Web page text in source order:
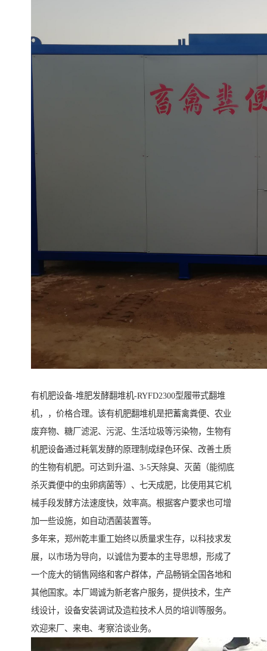
有机肥设备-堆肥发酵翻堆机-RYFD2300型履带式翻堆
机，，价格合理。该有机肥翻堆机是把蓄禽粪便、农业
废弃物、糖厂滤泥、污泥、生活垃圾等污染物，生物有
机肥设备通过耗氧发酵的原理制成绿色环保、改善土质
的生物有机肥。可达到升温、3-5天除臭、灭菌（能彻底
杀灭粪便中的虫卵病菌等）、七天成肥，比使用其它机
械手段发酵方法速度快，效率高。根据客户要求也可增
加一些设施，如自动洒菌装置等。
多年来，郑州乾丰重工始终以质量求生存，以科技求发
展，以市场为导向，以诚信为要本的主导思想，形成了
一个庞大的销售网络和客户群体，产品畅销全国各地和
其他国家。本厂竭诚为新老客户服务，提供技术，生产
线设计，设备安装调试及造粒技术人员的培训等服务。
欢迎来厂、来电、考察洽谈业务。